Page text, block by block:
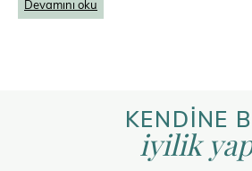
Devamını oku
KENDİNE
iyilik